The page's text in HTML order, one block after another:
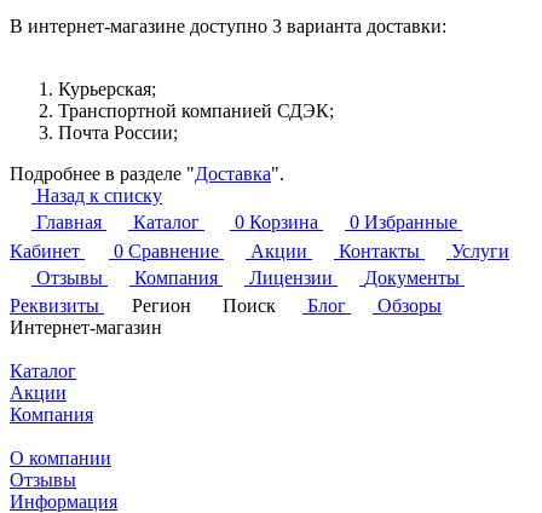
В интернет-магазине доступно 3 варианта доставки:
Курьерская;
Транспортной компанией СДЭК;
Почта России;
Подробнее в разделе "Доставка".
Назад к списку
Главная
Каталог 0 Корзина 0 Избранные
Кабинет
0 Сравнение Акции Контакты
Услуги
Отзывы
Компания Лицензии
Документы
Реквизиты
Регион Поиск Блог
Обзоры
Интернет-магазин
Каталог
Акции
Компания
О компании
Отзывы
Информация